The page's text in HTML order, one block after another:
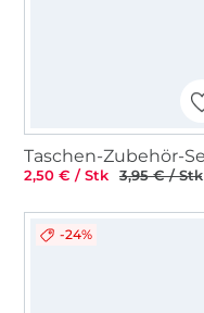
2,50 € / Stk 3,95 € / Stk
-24%